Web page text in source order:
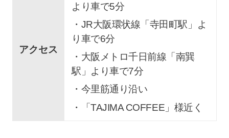
アクセス
より車で5分
・JR大阪環状線「寺田町駅」よ
り車で6分
・大阪メトロ千日前線「南巽
駅」より車で7分
・今里筋通り沿い
・「TAJIMA COFFEE」様近く